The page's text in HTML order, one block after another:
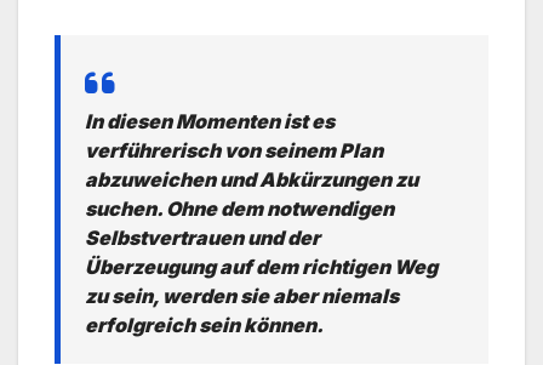
In diesen Momenten ist es
verführerisch von seinem Plan
abzuweichen und Abkürzungen zu
suchen. Ohne dem notwendigen
Selbstvertrauen und der
Überzeugung auf dem richtigen Weg
zu sein, werden sie aber niemals
erfolgreich sein können.